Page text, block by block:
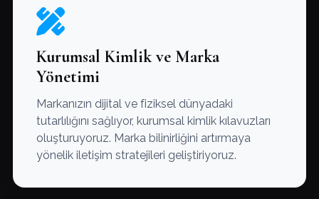
Kurumsal Kimlik ve Marka
Yönetimi
Markanızın dijital ve fiziksel dünyadaki
tutarlılığını sağlıyor, kurumsal kimlik kılavuzları
oluşturuyoruz. Marka bilinirliğini artırmaya
yönelik iletişim stratejileri geliştiriyoruz.